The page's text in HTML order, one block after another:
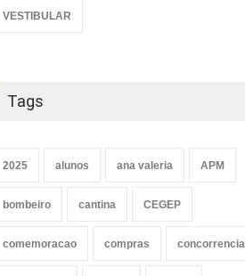
VESTIBULAR
Tags
2025 alunos ana valeria APM
bombeiro cantina CEGEP
comemoracao compras concorrencia